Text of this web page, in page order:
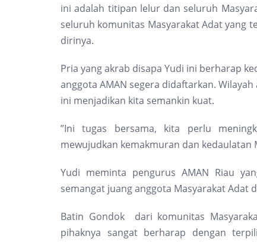
ini adalah titipan lelur dan seluruh
seluruh komunitas Masyarakat Adat yang
dirinya.
Pria yang akrab disapa Yudi ini berharap
anggota AMAN segera didaftarkan.
ini menjadikan kita semankin kuat.
”Ini tugas bersama, kita perlu
mewujudkan kemakmuran dan kedaulatan
Yudi meminta pengurus AMAN Riau
semangat juang anggota Masyarakat Adat
Batin Gondok dari komunitas
pihaknya sangat berharap dengan